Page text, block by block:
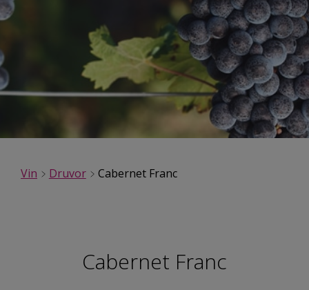
Vin Druvor Cabernet Franc
Cabernet Franc